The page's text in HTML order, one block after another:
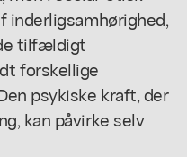
inderligsamhørighed,
tilfældigt
forskellige
psykiske kraft, der
kan påvirke selv